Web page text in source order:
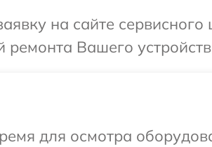
на сайте
Вашего
для осмотра